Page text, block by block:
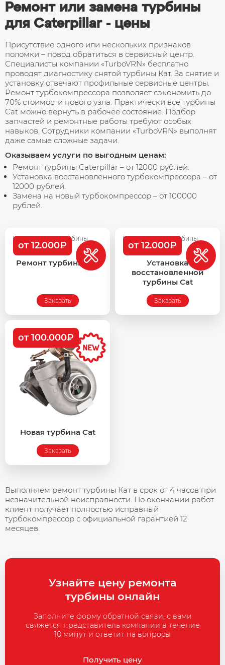
Ремонт или замена турбины
для Caterpillar - цены
Присутствие одного или нескольких признаков
поломки – повод обратиться в сервисный центр.
Специалисты компании «TurboVRN» бесплатно
проводят диагностику снятой турбины Кат. За снятие и
установку отвечают профильные сервисные центры.
Ремонт турбокомпрессора позволяет сэкономить до
70% стоимости нового узла. Практически все турбины
Cat можно вернуть в рабочее состояние. Подбор
запчастей и ремонтные работы требуют особых
навыков. Сотрудники компании «TurboVRN» выполнят
даже самые сложные задачи.
Оказываем услуги по выгодным ценам:
Ремонт турбины Caterpillar – от 12000 рублей.
Установка восстановленного турбокомпрессора – от
12000 рублей.
Замена на новый турбокомпрессор – от 100000
рублей.
от 12.000₽
Ремонт турбины Cat
Заказать
от 12.000₽
Установка
восстановленной
турбины Cat
Заказать
от 100.000₽
Новая турбина Cat
Заказать
Выполняем ремонт турбины Кат в срок от 4 часов при
незначительной неисправности. По окончании работ
клиент получает полностью исправный
турбокомпрессор с официальной гарантией 12
месяцев.
Узнайте цену ремонта
турбины онлайн
Заполните форму обратной связи, с вами
свяжется представитель компании в течение
10 минут и ответит на вопросы
Получить цену